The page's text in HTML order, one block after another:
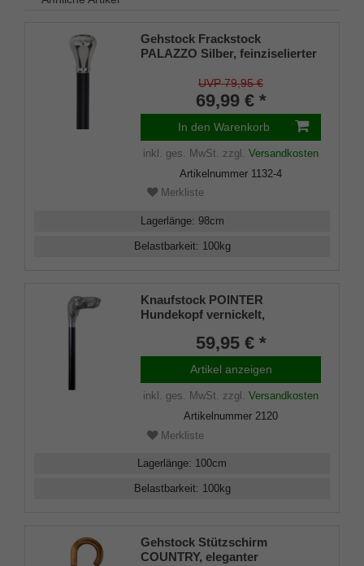
Gehstock Frackstock
PALAZZO Silber, feinziselierter
glanzverchromt, Stock aus
Buchenholz schwarz lackiert,
Gummipuffer.
UVP 79,95 €
69,99 € *
In den Warenkorb
inkl. ges. MwSt. zzgl. Versandkosten
Artikelnummer 1132-4
Merkliste
Lagerlänge: 98cm
Belastbarkeit: 100kg
Knaufstock POINTER
Hundekopf vernickelt,
59,95 € *
Artikel anzeigen
inkl. ges. MwSt. zzgl. Versandkosten
Artikelnummer 2120
Merkliste
Lagerlänge: 100cm
Belastbarkeit: 100kg
Gehstock Stützschirm
COUNTRY, eleganter